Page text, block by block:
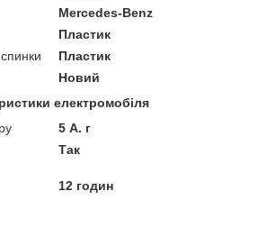
Mercedes-Benz
Пластик
Пластик
Новий
електромобіля
5 А. г
Так
12 годин